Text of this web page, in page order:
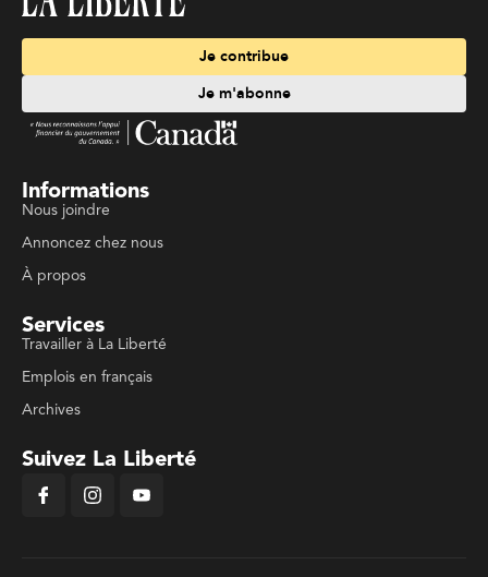
Je contribue
Je m'abonne
Informations
Nous joindre
Annoncez chez nous
À propos
Services
Travailler à La Liberté
Emplois en français
Archives
Suivez La Liberté